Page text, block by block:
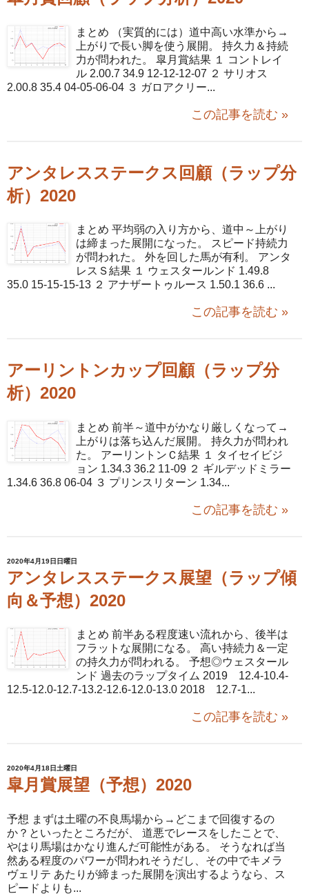
まとめ （実質的には）道中高い水準から→
上がりで長い脚を使う展開。 持久力＆持続
力が問われた。 皐月賞結果 １ コントレイ
ル 2.00.7 34.9 12-12-12-07 ２ サリオス
2.00.8 35.4 04-05-06-04 ３ ガロアクリー...
この記事を読む »
アンタレスステークス回顧（ラップ分
析）2020
まとめ 平均弱の入り方から、道中～上がり
は締まった展開になった。 スピード持続力
が問われた。 外を回した馬が有利。 アンタ
レスＳ結果 １ ウェスタールンド 1.49.8
35.0 15-15-15-13 ２ アナザートゥルース 1.50.1 36.6 ...
この記事を読む »
アーリントンカップ回顧（ラップ分
析）2020
まとめ 前半～道中がかなり厳しくなって→
上がりは落ち込んだ展開。 持久力が問われ
た。 アーリントンＣ結果 １ タイセイビジ
ョン 1.34.3 36.2 11-09 ２ ギルデッドミラー
1.34.6 36.8 06-04 ３ プリンスリターン 1.34...
この記事を読む »
2020年4月19日日曜日
アンタレスステークス展望（ラップ傾
向＆予想）2020
まとめ 前半ある程度速い流れから、後半は
フラットな展開になる。 高い持続力＆一定
の持久力が問われる。 予想◎ウェスタール
ンド 過去のラップタイム 2019 12.4-10.4-
12.5-12.0-12.7-13.2-12.6-12.0-13.0 2018 12.7-1...
この記事を読む »
2020年4月18日土曜日
皐月賞展望（予想）2020
予想 まずは土曜の不良馬場から→どこまで回復するの
か？といったところだが、 道悪でレースをしたことで、
やはり馬場はかなり進んだ可能性がある。 そうなれば当
然ある程度のパワーが問われそうだし、その中でキメラ
ヴェリテ あたりが締まった展開を演出するようなら、ス
ピードよりも...